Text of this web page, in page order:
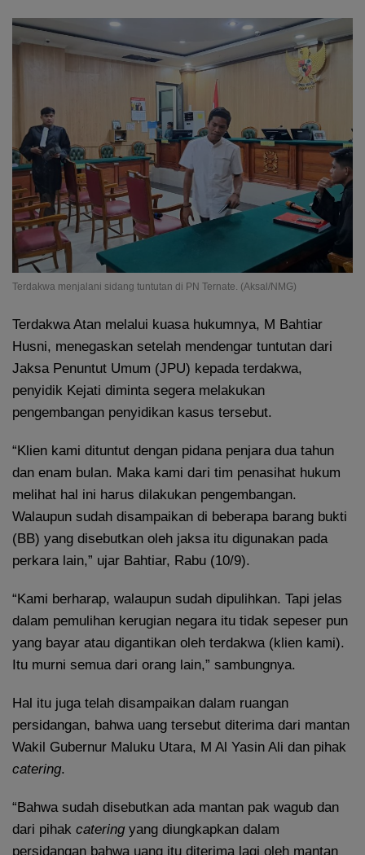
Terdakwa menjalani sidang tuntutan di PN Ternate. (Aksal/NMG)
Terdakwa Atan melalui kuasa hukumnya, M Bahtiar
Husni, menegaskan setelah mendengar tuntutan dari
Jaksa Penuntut Umum (JPU) kepada terdakwa,
penyidik Kejati diminta segera melakukan
pengembangan penyidikan kasus tersebut.
“Klien kami dituntut dengan pidana penjara dua tahun
dan enam bulan. Maka kami dari tim penasihat hukum
melihat hal ini harus dilakukan pengembangan.
Walaupun sudah disampaikan di beberapa barang bukti
(BB) yang disebutkan oleh jaksa itu digunakan pada
perkara lain,” ujar Bahtiar, Rabu (10/9).
“Kami berharap, walaupun sudah dipulihkan. Tapi jelas
dalam pemulihan kerugian negara itu tidak sepeser pun
yang bayar atau digantikan oleh terdakwa (klien kami).
Itu murni semua dari orang lain,” sambungnya.
Hal itu juga telah disampaikan dalam ruangan
persidangan, bahwa uang tersebut diterima dari mantan
Wakil Gubernur Maluku Utara, M Al Yasin Ali dan pihak
catering.
“Bahwa sudah disebutkan ada mantan pak wagub dan
dari pihak cateringyang diungkapkan dalam
persidangan bahwa uang itu diterima lagi oleh mantan